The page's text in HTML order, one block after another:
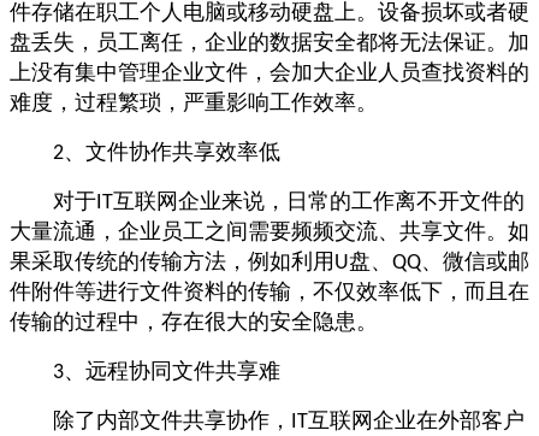
件存储在职工个人电脑或移动硬盘上。设备损坏或者硬
盘丢失，员工离任，企业的数据安全都将无法保证。加
上没有集中管理企业文件，会加大企业人员查找资料的
难度，过程繁琐，严重影响工作效率。
2、文件协作共享效率低
对于 IT互联网企业来说，日常的工作离不开文件的
大量流通，企业员工之间需要频频交流、共享文件。如
果采取传统的传输方法，例如利用 U盘、 QQ、微信或邮
件附件等进行文件资料的传输，不仅效率低下，而且在
传输的过程中，存在很大的安全隐患。
3、远程协同文件共享难
除了内部文件共享协作， IT互联网企业在外部客户